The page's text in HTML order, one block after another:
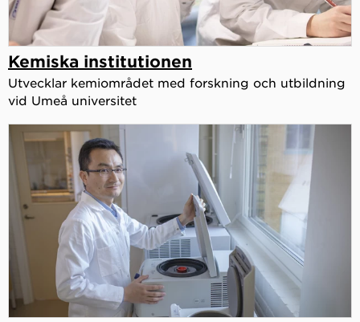
Kemiska institutionen
Utvecklar kemiområdet med forskning och utbildning
vid Umeå universitet